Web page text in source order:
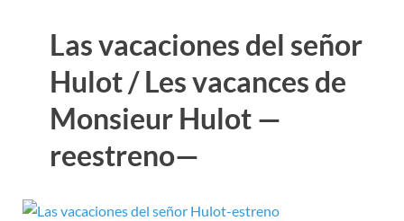
Las vacaciones del señor
Hulot / Les vacances de
Monsieur Hulot —
reestreno—